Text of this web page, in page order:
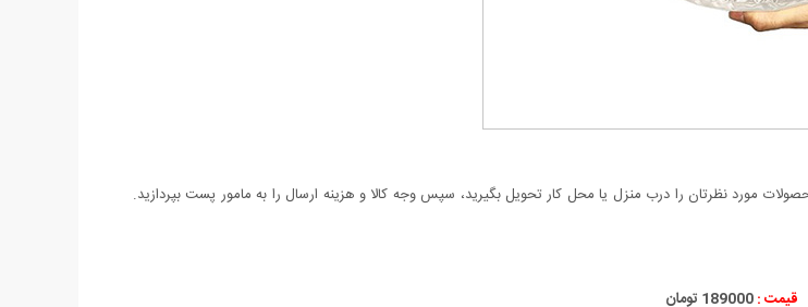
مورد نظرتان را درب منزل یا محل کار تحویل بگیرید، سپس وجه کالا و هزینه ارسال را به مامور پست بپردازید.
قیمت :189000 تومان